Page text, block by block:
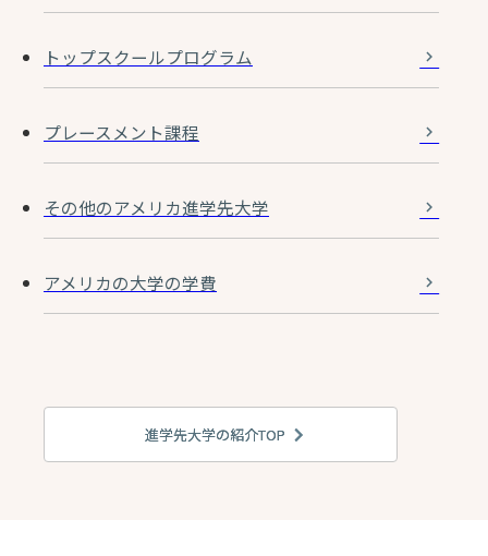
トップスクールプログラム
プレースメント課程
その他のアメリカ進学先大学
アメリカの大学の学費
進学先大学の紹介TOP